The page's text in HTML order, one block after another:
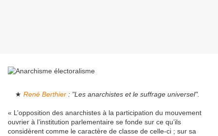
★ René Berthier: "Les anarchistes et le suffrage universel".
« L’opposition des anarchistes à la participation du mouvement
ouvrier à l’institution parlementaire se fonde sur ce qu’ils
considèrent comme le caractère de classe de celle-ci ; sur sa